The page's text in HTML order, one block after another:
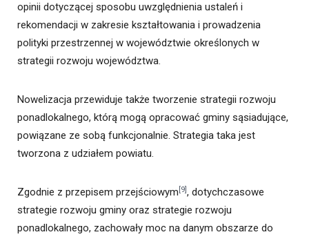
opinii dotyczącej sposobu uwzględnienia ustaleń i
rekomendacji w zakresie kształtowania i prowadzenia
polityki przestrzennej w województwie określonych w
strategii rozwoju województwa.
Nowelizacja przewiduje także tworzenie strategii rozwoju
ponadlokalnego, którą mogą opracować gminy sąsiadujące,
powiązane ze sobą funkcjonalnie. Strategia taka jest
tworzona z udziałem powiatu.
Zgodnie z przepisem przejściowym [9], dotychczasowe
strategie rozwoju gminy oraz strategie rozwoju
ponadlokalnego, zachowały moc na danym obszarze do